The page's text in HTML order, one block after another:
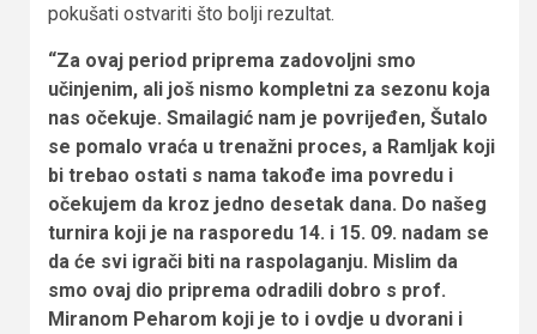
pokušati ostvariti što bolji rezultat.
“Za ovaj period priprema zadovoljni smo
učinjenim, ali još nismo kompletni za sezonu koja
nas očekuje. Smailagić nam je povrijeđen, Šutalo
se pomalo vraća u trenažni proces, a Ramljak koji
bi trebao ostati s nama takođe ima povredu i
očekujem da kroz jedno desetak dana. Do našeg
turnira koji je na rasporedu 14. i 15. 09. nadam se
da će svi igrači biti na raspolaganju. Mislim da
smo ovaj dio priprema odradili dobro s prof.
Miranom Peharom koji je to i ovdje u dvorani i